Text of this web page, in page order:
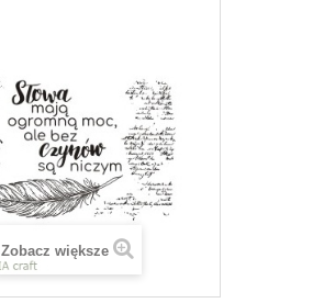
Zobacz większe